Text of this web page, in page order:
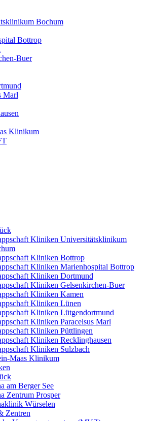
Bochum
Bottrop
Buer
Marl
Klinikum
Kliniken Universitätsklinikum
Kliniken Bottrop
Kliniken Marienhospital Bottrop
Kliniken Dortmund
Kliniken Gelsenkirchen-Buer
Kliniken Kamen
Kliniken Lünen
Kliniken Lütgendortmund
Kliniken Paracelsus Marl
Kliniken Püttlingen
Kliniken Recklinghausen
Kliniken Sulzbach
Maas Klinikum
am Berger See
Zentrum Prosper
Würselen
Zentren